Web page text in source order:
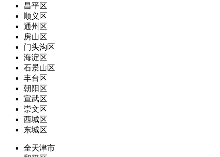
昌平区
顺义区
通州区
房山区
门头沟区
海淀区
石景山区
丰台区
朝阳区
宣武区
崇文区
西城区
东城区
全天津市